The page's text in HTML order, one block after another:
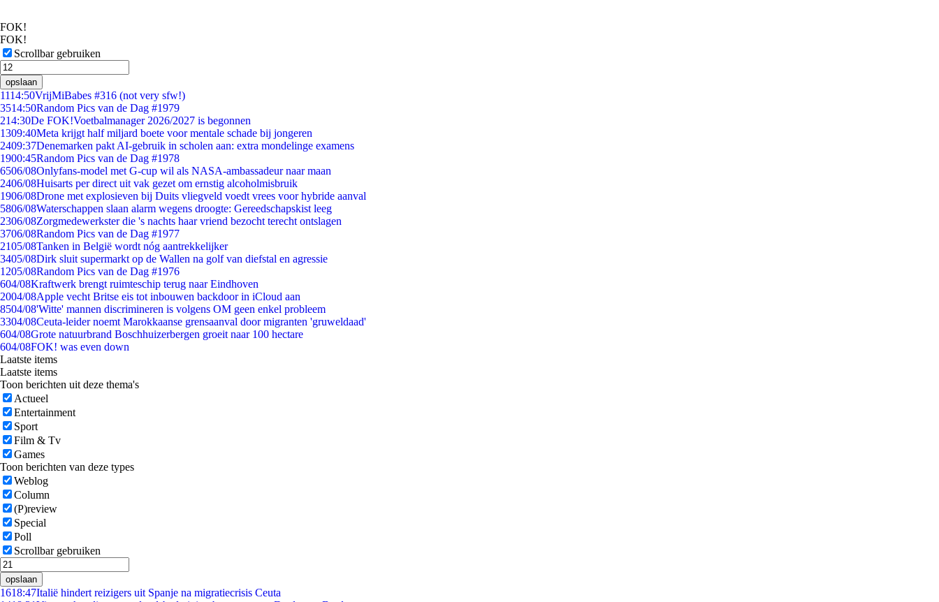
FOK!
FOK!
Scrollbar gebruiken
opslaan
1114:50VrijMiBabes #316 (not very sfw!)
3514:50Random Pics van de Dag #1979
214:30De FOK!Voetbalmanager 2026/2027 is begonnen
1309:40Meta krijgt half miljard boete voor mentale schade bij jongeren
2409:37Denemarken pakt AI-gebruik in scholen aan: extra mondelinge examens
1900:45Random Pics van de Dag #1978
6506/08Onlyfans-model met G-cup wil als NASA-ambassadeur naar maan
2406/08Huisarts per direct uit vak gezet om ernstig alcoholmisbruik
1906/08Drone met explosieven bij Duits vliegveld voedt vrees voor hybride aanval
5806/08Waterschappen slaan alarm wegens droogte: Gereedschapskist leeg
2306/08Zorgmedewerkster die 's nachts haar vriend bezocht terecht ontslagen
3706/08Random Pics van de Dag #1977
2105/08Tanken in België wordt nóg aantrekkelijker
3405/08Dirk sluit supermarkt op de Wallen na golf van diefstal en agressie
1205/08Random Pics van de Dag #1976
604/08Kraftwerk brengt ruimteschip terug naar Eindhoven
2004/08Apple vecht Britse eis tot inbouwen backdoor in iCloud aan
8504/08'Witte' mannen discrimineren is volgens OM geen enkel probleem
3304/08Ceuta-leider noemt Marokkaanse grensaanval door migranten 'gruweldaad'
604/08Grote natuurbrand Boschhuizerbergen groeit naar 100 hectare
604/08FOK! was even down
Laatste items
Laatste items
Toon berichten uit deze thema's
Actueel
Entertainment
Sport
Film & Tv
Games
Toon berichten van deze types
Weblog
Column
(P)review
Special
Poll
Scrollbar gebruiken
opslaan
1618:47Italië hindert reizigers uit Spanje na migratiecrisis Ceuta